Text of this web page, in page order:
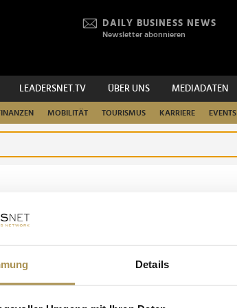
Details
DAILY BUSINESS NEWS
Newsletter abonnieren
LEADERSNET.TV ÜBER UNS MEDIADATEN
MOBILITÄT TOURISMUS KARRIERE EVENTS
durchsuchen